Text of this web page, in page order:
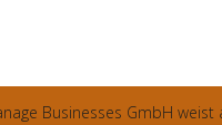
Businesses GmbH weist